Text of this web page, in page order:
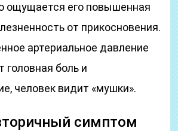
ощущается его повышенная
от прикосновения.
артериальное давление
боль и
человек видит «мушки».
симптом